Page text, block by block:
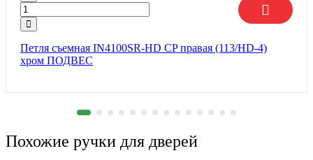
Петля съемная IN4100SR-HD CP правая (113/HD-4)
хром ПОДВЕС
Похожие ручки для дверей